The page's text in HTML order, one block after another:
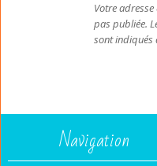
Votre
pas publiée.
sont indiqués
Navigation